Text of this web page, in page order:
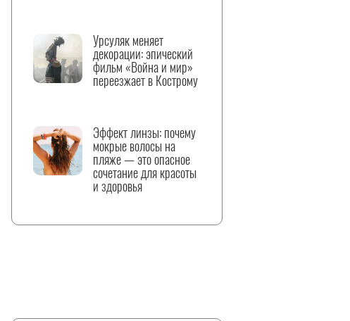
Урсуляк меняет
декорации: эпический
фильм «Война и мир»
переезжает в Кострому
Эффект линзы: почему
мокрые волосы на
пляже — это опасное
сочетание для красоты
и здоровья